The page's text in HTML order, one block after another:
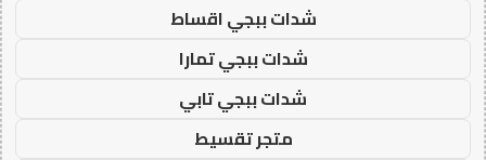
شدات ببجي اقساط
شدات ببجي تمارا
شدات ببجي تابي
متجر تقسيط